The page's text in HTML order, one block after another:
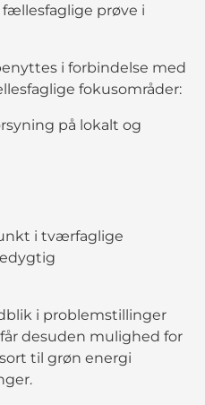
prøve i
i forbindelse med
fokusområder:
på lokalt og
i tværfaglige
i problemstillinger
desuden mulighed for
til grøn energi